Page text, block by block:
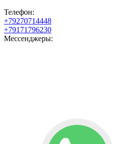
Телефон:
+79270714448
+79171796230
Мессенджеры: